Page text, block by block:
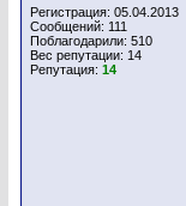
Регистрация: 05.04.2013
Сообщений: 111
Поблагодарили: 510
Вес репутации: 14
Репутация: 14